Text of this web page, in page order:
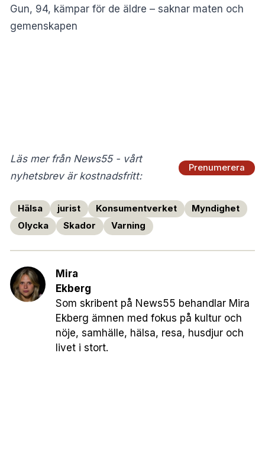
Gun, 94, kämpar för de äldre – saknar maten och
gemenskapen
Läs mer från News55 - vårt
nyhetsbrev är kostnadsfritt:
Prenumerera
Hälsa jurist Konsumentverket
Myndighet
Olycka
Skador Varning
Mira
Ekberg
Som skribent på News55 behandlar Mira
Ekberg ämnen med fokus på kultur och
nöje, samhälle, hälsa, resa, husdjur och
livet i stort.